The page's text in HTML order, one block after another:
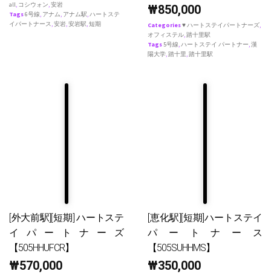
all, コシウォン,安岩
Tags6号線, アナム, アナム駅,ハートステ
イパートナース,安岩,安岩駅,短期
₩850,000
Categories♥ ハートステイパートナーズ,
オフィステル,踏十里駅
Tags 5号線,ハートステイ パートナー,漢
陽大学,踏十里,踏十里駅
[外大前駅][短期] ハートステ
イパートナーズ
【505HHUFCR】
₩570,000
[恵化駅][短期]ハートステイ
パートナース
【505SUHHMS】
₩350,000